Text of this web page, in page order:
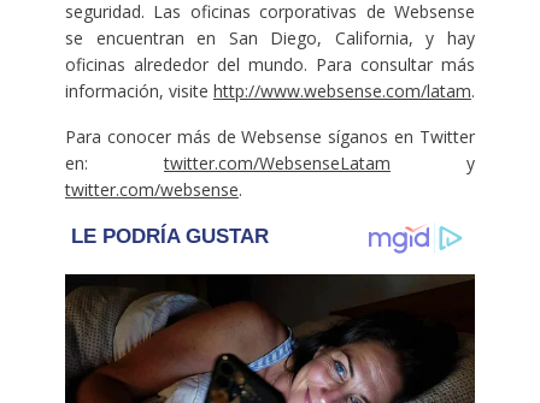
seguridad. Las oficinas corporativas de Websense
se encuentran en San Diego, California, y hay
oficinas alrededor del mundo. Para consultar más
información, visite http://www.websense.com/latam.
Para conocer más de Websense síganos en Twitter
en:twitter.com/WebsenseLatam y
twitter.com/websense.